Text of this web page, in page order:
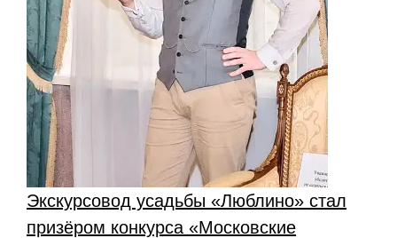
Экскурсовод усадьбы «Люблино» стал
призёром конкурса «Московские